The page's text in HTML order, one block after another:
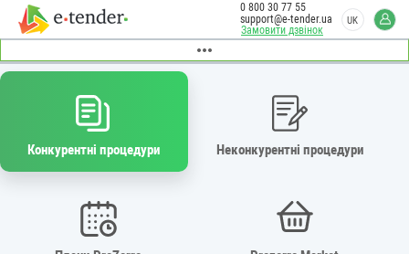
Замовити дзвінок
0 800 30 77 55
support@e-tender.ua
UK
Конкурентні процедури Неконкурентні процедури